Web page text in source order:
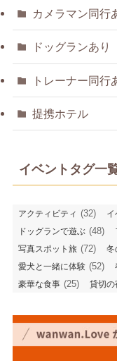
カメラマン同行
ドッグランあり
トレーナー同行
提携ホテル
イベントタグ一
アクティビティ (32) イ
ドッグランで遊ぶ (48)
写真スポット旅 (72) 冬
愛犬と一緒に体験 (52)
豪華な食事 (25) 貸切の